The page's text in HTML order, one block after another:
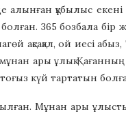
құбылыс екені
болған. 365 бозбала
ақсақал, ой иесі
ары ұлық Қағанның
күй тартатын
Мұнан ары